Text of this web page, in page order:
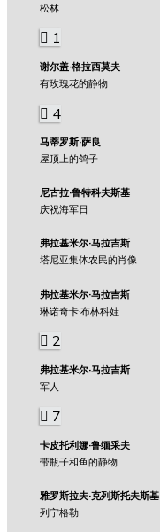
松林
1
谢尔盖·格拉西莫夫
有玫瑰花的静物
4
马蒂罗斯·萨良
屋顶上的鸽子
尼古拉·鲁特科夫斯基
庆祝海军日
弗拉基米尔·马拉吉斯
塔尼亚集体农民的肖像
弗拉基米尔·马拉吉斯
琳诺奇卡·布林科娃
2
弗拉基米尔·马拉吉斯
军人
7
卡皮托利娜·鲁缅采夫
带瓶子和鱼的静物
雅罗斯拉夫·克列斯托夫斯基
列宁格勒